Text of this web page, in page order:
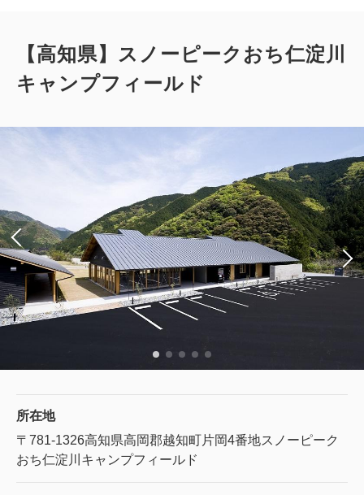
【高知県】スノーピークおち仁淀川
キャンプフィールド
所在地
〒781-1326高知県高岡郡越知町片岡4番地スノーピーク
おち仁淀川キャンプフィールド